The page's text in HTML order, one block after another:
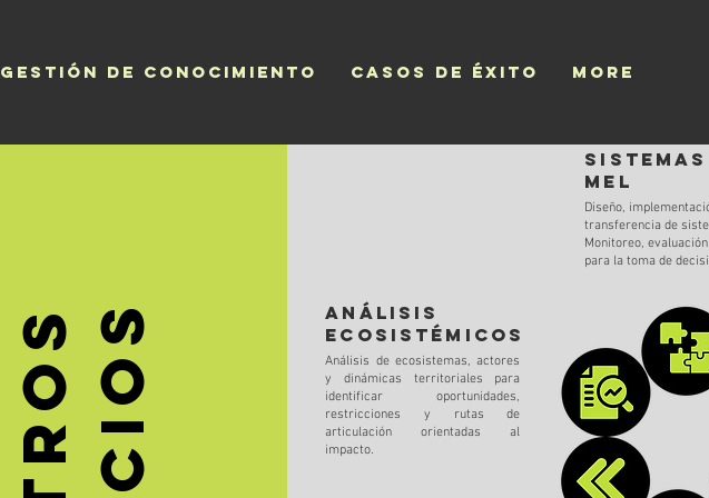
Gestión de conocimiento Casos de éxito More
Sistemas
MEL
​Diseño,
transferencia de
Monitoreo,
para la toma de
Análisis
ecosistémicos
Análisis de ecosistemas, actores
y dinámicas territoriales para
identificar oportunidades,
restricciones y rutas de
articulación orientadas al
impacto.